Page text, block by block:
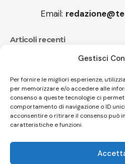
Gestisci
Per fornire le migliori esperienze,
per memorizzare e/o accedere alle
consenso a queste tecnologie ci
comportamento di navigazione o ID
acconsentire o ritirare il consenso può
caratteristiche e funzioni.
Email:
Articoli recenti
CucuFestival 2026: teatro di
Il sound travolgente di
popolare italiana